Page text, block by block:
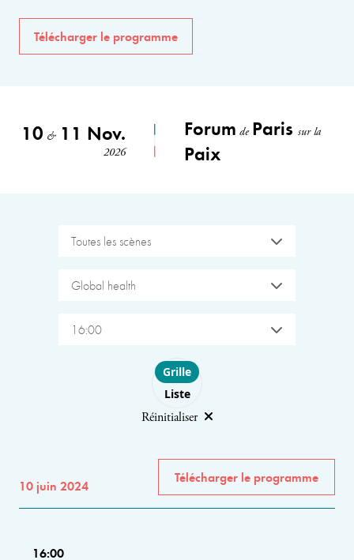
Télécharger le programme
10 &11 Nov.
2026
Forum de Parissur la
Paix
Toutes les scènes
Global health
16:00
Choose layout
Grille
Liste
Réinitialiser
10 juin 2024
Télécharger le programme
16:00